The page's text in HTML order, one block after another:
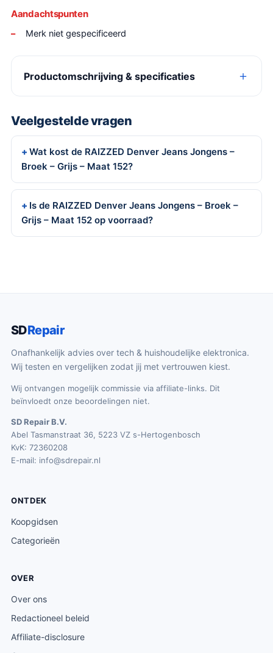
Aandachtspunten
Merk niet gespecificeerd
Productomschrijving & specificaties
Veelgestelde vragen
Wat kost de RAIZZED Denver Jeans Jongens –
Broek – Grijs – Maat 152?
Is de RAIZZED Denver Jeans Jongens – Broek –
Grijs – Maat 152 op voorraad?
SDRepair
Onafhankelijk advies over tech & huishoudelijke elektronica.
Wij testen en vergelijken zodat jij met vertrouwen kiest.
Wij ontvangen mogelijk commissie via affiliate-links. Dit
beïnvloedt onze beoordelingen niet.
SD Repair B.V.
Abel Tasmanstraat 36, 5223 VZ s-Hertogenbosch
KvK: 72360208
E-mail: info@sdrepair.nl
ONTDEK
Koopgidsen
Categorieën
OVER
Over ons
Redactioneel beleid
Affiliate-disclosure